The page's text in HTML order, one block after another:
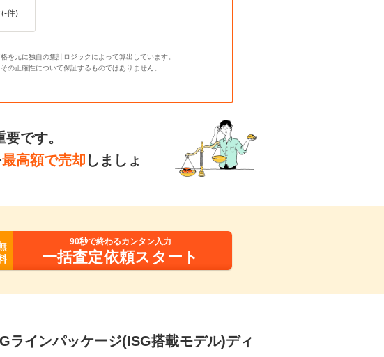
(-件)
元に独自の集計ロジックによって算出しています。
正確性について保証するものではありません。
です。
最高額で売却 しましょ
90秒で終わるカンタン入力
一括査定依頼スタート
ラインパッケージ(ISG搭載モデル)ディ